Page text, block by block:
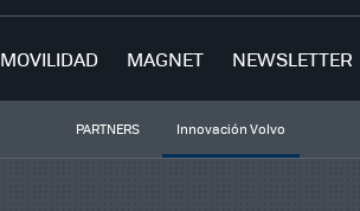
MOVILIDAD MAGNET NEWSLETTER
PARTNERS Innovación Volvo